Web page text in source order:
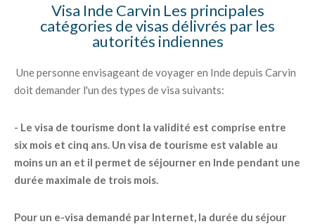
Visa Inde Carvin Les principales
catégories de visas délivrés par les
autorités indiennes
Une personne envisageant de voyager en Inde depuis Carvin
doit demander l'un des types de visa suivants:
- Le visa de tourisme dont la validité est comprise entre
six mois et cinq ans. Un visa de tourisme est valable au
moins un an et il permet de séjourner en Inde pendant une
durée maximale de trois mois.
Pour un e-visa demandé par Internet, la durée du séjour